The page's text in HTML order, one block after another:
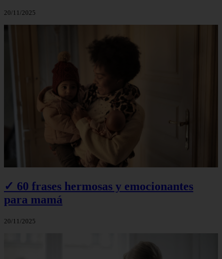
20/11/2025
✓ 60 frases hermosas y emocionantes
para mamá
20/11/2025